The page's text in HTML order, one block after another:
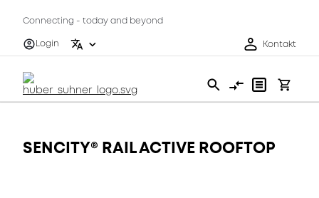
Connecting - today and beyond
Login
Kontakt
SENCITY® RAIL ACTIVE ROOFTOP